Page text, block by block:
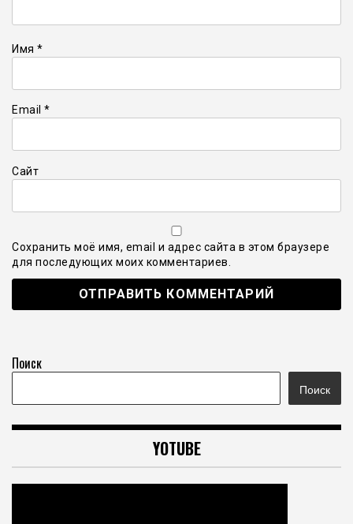
Имя *
Email *
Сайт
Сохранить моё имя, email и адрес сайта в этом браузере
для последующих моих комментариев.
Поиск
Поиск
YOTUBE